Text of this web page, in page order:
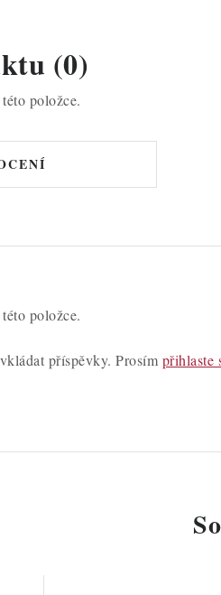
(0)
položce.
položce.
příspěvky. Prosím přihlaste